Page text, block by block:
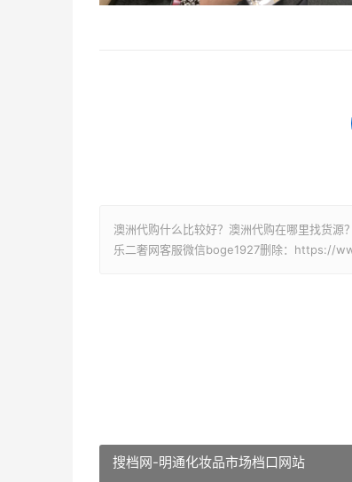
澳洲代购什么比较好？澳洲代购在哪里找货
乐二奢网客服微信boge1927删除：https://
搜档网-明通化妆品市场档口网站